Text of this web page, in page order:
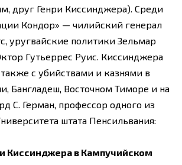
друг Генри Киссинджера). Среди
Кондор» — чилийский генерал
уругвайские политики Зельмар
Гутьеррес Руис. Киссинджера
с убийствами и казнями в
Бангладеш, Восточном Тиморе и на
С. Герман, профессор одного из
штата Пенсильвания:
Киссинджера в Кампучийском